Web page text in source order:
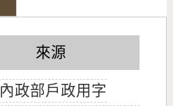
來源
內政部戶政用字